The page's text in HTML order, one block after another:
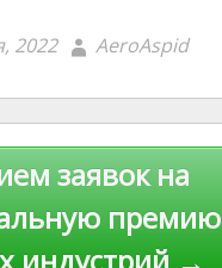
2022 AeroAspid
заявок на
премию
индустрий →